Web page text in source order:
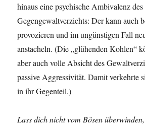
hinaus eine psychische Ambivalenz des
Gegengewaltverzichts: Der kann auch
provozieren und im ungünstigen Fall
anstacheln. (Die „glühenden Kohlen“
aber auch volle Absicht des
passive Aggressivität. Damit verkehrte
in ihr Gegenteil.)
Lass dich nicht vom Bösen